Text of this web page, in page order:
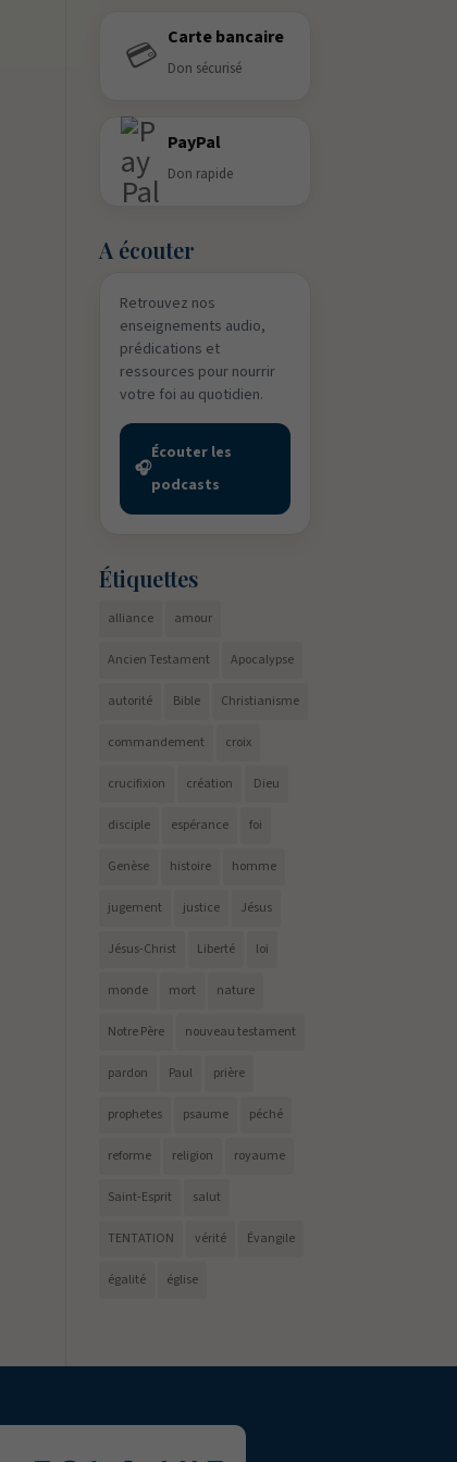
💳 Carte bancaire
Don sécurisé
PayPal
Don rapide
A écouter
Retrouvez nos
enseignements audio,
prédications et
ressources pour nourrir
votre foi au quotidien.
🎧
Écouter les
podcasts
Étiquettes
alliance amour
Ancien Testament Apocalypse
autorité Bible Christianisme
commandement croix
crucifixion création Dieu
disciple espérance foi
Genèse histoire homme
jugement justice Jésus
Jésus-Christ Liberté loi
monde mort nature
Notre Père nouveau testament
pardon Paul prière
prophetes psaume péché
reforme religion royaume
Saint-Esprit salut
TENTATION vérité Évangile
égalité église